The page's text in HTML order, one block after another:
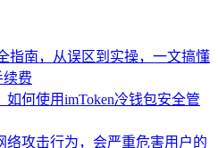
指南，从误区到实操，一文搞懂
费
何使用imToken冷钱包安全管
络攻击行为，会严重危害用户的